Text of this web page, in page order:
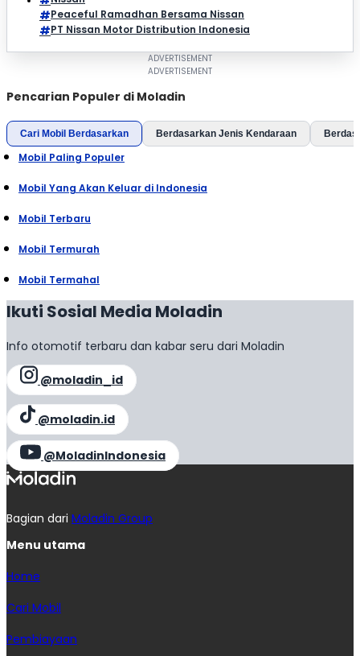
Peaceful Ramadhan Bersama Nissan
PT Nissan Motor Distribution Indonesia
Pencarian Populer di Moladin
Cari Mobil Berdasarkan Berdasarkan Jenis Kendaraan
Mobil Paling Populer
Mobil Yang Akan Keluar di Indonesia
Mobil Terbaru
Mobil Termurah
Mobil Termahal
Ikuti Sosial Media Moladin
Info otomotif terbaru dan kabar seru dari Moladin
@moladin_id
@moladin.id
@MoladinIndonesia
Bagian dari Moladin Group
Menu utama
Home
Cari Mobil
Pembiayaan